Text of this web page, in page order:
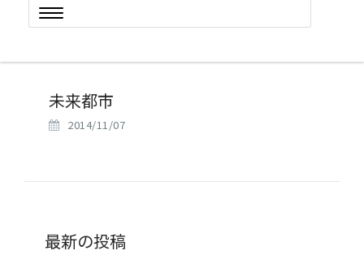
Toggle
navigation
未来都市
2014/11/07
最新の投稿